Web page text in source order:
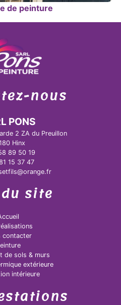
de peinture
nous
PONS
2 ZA du Preuillon
Hinx
89 50 19
15 37 47
site
contacter
de sols & murs
extérieure
intérieure